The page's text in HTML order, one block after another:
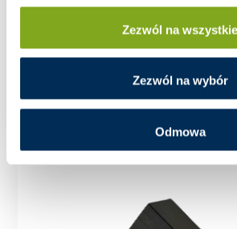
Zezwól na wszystkie
Zezwól na wybór
Odmowa
KLEMA ŚRODKOWA CZARNA